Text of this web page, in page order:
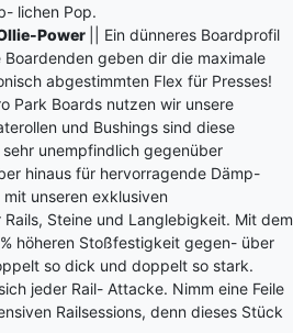
lichen Pop.
Power
|| Ein dünneres Boardprofil
geben dir die maximale
abgestimmten Flex für Presses!
Park Boards nutzen wir unsere
und Bushings sind diese
unempfindlich gegenüber
hinaus für hervorragende Dämp-
unseren exklusiven
Rails, Steine und Langlebigkeit. Mit dem
höheren Stoßfestigkeit gegen- über
so dick und doppelt so stark.
jeder Rail- Attacke. Nimm eine Feile
Railsessions, denn dieses Stück